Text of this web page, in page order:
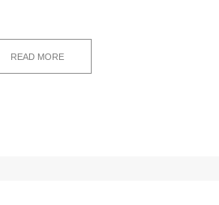
READ MORE